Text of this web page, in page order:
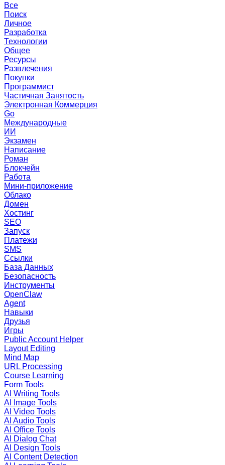
Все
Поиск
Личное
Разработка
Технологии
Общее
Ресурсы
Развлечения
Покупки
Программист
Частичная Занятость
Электронная Коммерция
Go
Международные
ИИ
Экзамен
Написание
Роман
Блокчейн
Работа
Мини-приложение
Облако
Домен
Хостинг
SEO
Запуск
Платежи
SMS
Ссылки
База Данных
Безопасность
Инструменты
OpenClaw
Agent
Навыки
Друзья
Игры
Public Account Helper
Layout Editing
Mind Map
URL Processing
Course Learning
Form Tools
AI Writing Tools
AI Image Tools
AI Video Tools
AI Audio Tools
AI Office Tools
AI Dialog Chat
AI Design Tools
AI Content Detection